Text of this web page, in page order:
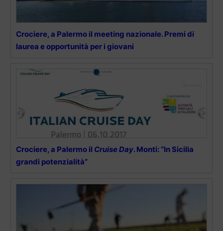
Crociere, a Palermo il meeting nazionale. Premi di
laurea e opportunità per i giovani
Crociere, a Palermo il Cruise Day. Monti: “In Sicilia
grandi potenzialità”